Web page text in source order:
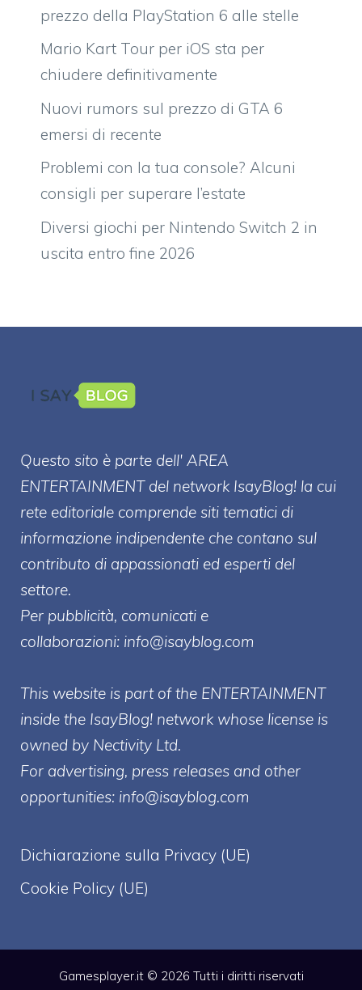
prezzo della PlayStation 6 alle stelle
Mario Kart Tour per iOS sta per
chiudere definitivamente
Nuovi rumors sul prezzo di GTA 6
emersi di recente
Problemi con la tua console? Alcuni
consigli per superare l’estate
Diversi giochi per Nintendo Switch 2 in
uscita entro fine 2026
Questo sito è parte dell' AREA
ENTERTAINMENT del network IsayBlog! la cui
rete editoriale comprende siti tematici di
informazione indipendente che contano sul
contributo di appassionati ed esperti del
settore.
Per pubblicità, comunicati e
collaborazioni: info@isayblog.com
This website is part of the ENTERTAINMENT
inside the IsayBlog! network whose license is
owned by Nectivity Ltd.
For advertising, press releases and other
opportunities: info@isayblog.com
Dichiarazione sulla Privacy (UE)
Cookie Policy (UE)
Gamesplayer.it © 2026 Tutti i diritti riservati